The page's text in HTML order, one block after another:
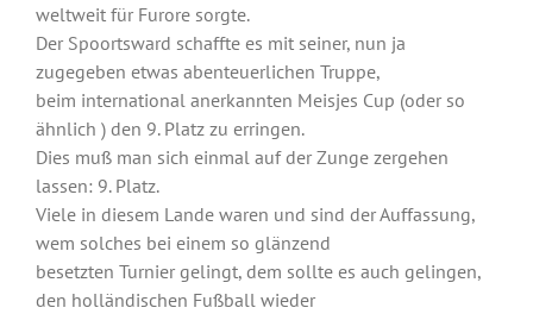
weltweit für Furore sorgte.
Der Spoortsward schaffte es mit seiner, nun ja
zugegeben etwas abenteuerlichen Truppe,
beim international anerkannten Meisjes Cup (oder so
ähnlich ) den 9. Platz zu erringen.
Dies muß man sich einmal auf der Zunge zergehen
lassen: 9. Platz.
Viele in diesem Lande waren und sind der Auffassung,
wem solches bei einem so glänzend
besetzten Turnier gelingt, dem sollte es auch gelingen,
den holländischen Fußball wieder